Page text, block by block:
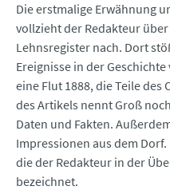
Die erstmalige Erwähnung
vollzieht der Redakteur
Lehnsregister nach. Dort
Ereignisse in der
eine Flut 1888, die Teile des
des Artikels nennt Groß
Daten und Fakten.
Impressionen aus dem
die der Redakteur in der
bezeichnet.